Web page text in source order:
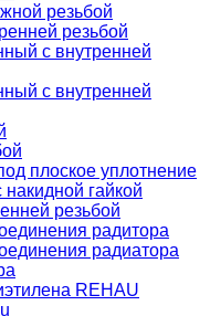
резьбой
резьбой
с внутренней
с внутренней
плоское уплотнение
гайкой
резьбой
радитора
радиатора
REHAU